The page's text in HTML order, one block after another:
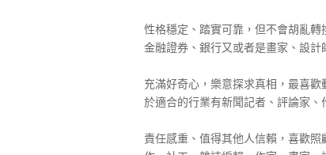
性格穩定、踏實可靠，但不會胡亂
金融證券、銀行又或者是畫家、設
充滿好奇心，樂意探求真相，最喜
於適合的行業有新聞記者、評論家、
責任感重、值得其他人信賴，喜歡